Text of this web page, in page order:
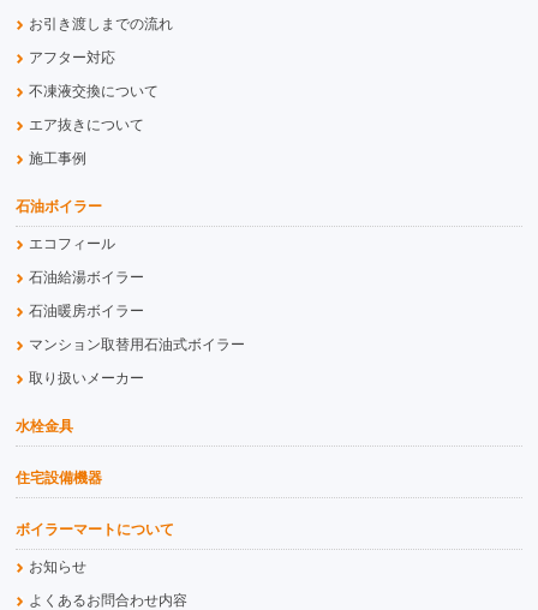
お引き渡しまでの流れ
アフター対応
不凍液交換について
エア抜きについて
施工事例
石油ボイラー
エコフィール
石油給湯ボイラー
石油暖房ボイラー
マンション取替用石油式ボイラー
取り扱いメーカー
水栓金具
住宅設備機器
ボイラーマートについて
お知らせ
よくあるお問合わせ内容